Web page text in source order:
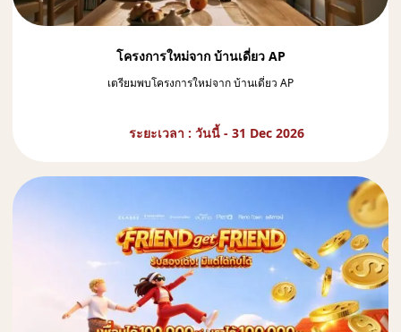
โครงการใหม่จาก บ้านเดี่ยว AP
เตรียมพบโครงการใหม่จาก บ้านเดี่ยว AP
ระยะเวลา : วันนี้ - 31 Dec 2026